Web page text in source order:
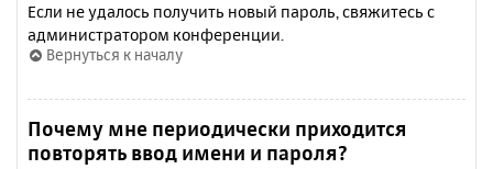
Если не удалось получить новый пароль, свяжитесь с
администратором конференции.
Вернуться к началу
Почему мне периодически приходится
повторять ввод имени и пароля?